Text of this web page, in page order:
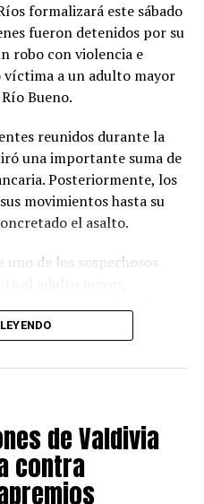
de redes en Pedro
formalizará este sábado
fueron detenidos por su
robo con violencia e
a un adulto mayor
Bueno.
reunidos durante la
una importante suma de
Posteriormente, los
movimientos hasta su
el asalto.
de los sospechosos
en un vehículo
el delito y facilitar la
(SIP) de Carabineros,
a los presuntos
de cámaras de
antecedentes
de Valdivia
contra